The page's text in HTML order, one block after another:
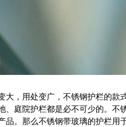
大，用处变广，不锈钢护栏的款
、庭院护栏都是必不可少的。不
品。那么不锈钢带玻璃的护栏用